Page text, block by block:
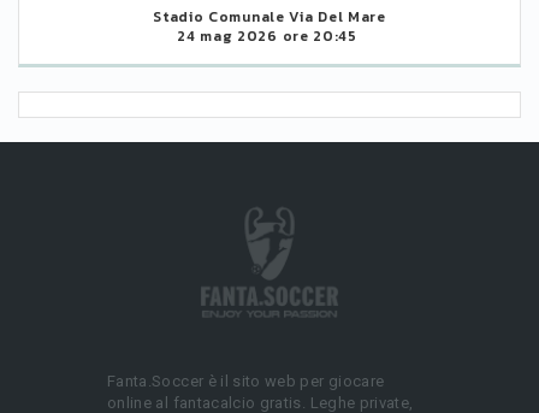
Stadio Comunale Via Del Mare
24 mag 2026 ore 20:45
Fanta.Soccer è il sito web per giocare
online al fantacalcio gratis. Leghe private,